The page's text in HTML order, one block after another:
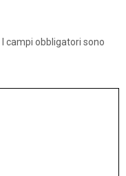
I campi obbligatori sono